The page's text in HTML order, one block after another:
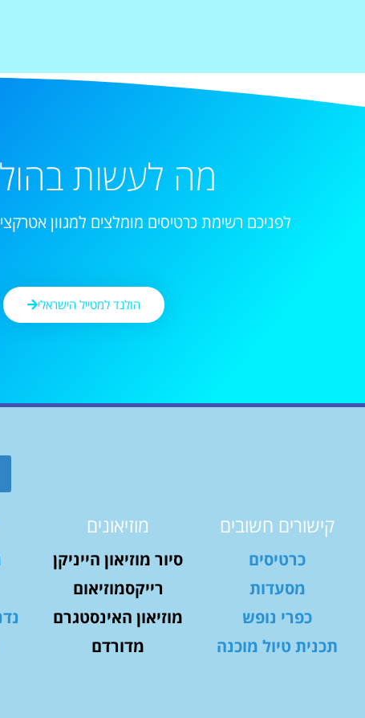
מה לעשות
לפניכם רשימת כרטיסים מומלצים למגוון
הולנד למטייל הישראלי
קישורים חשובים
כרטיסים
מסעדות
כפרי נופש
תכנית טיול מוכנה
מוזיאונים
סיור מוזיאון הייניקן
רייקסמוזיאום
מוזיאון האינסטגרם
מדורדם